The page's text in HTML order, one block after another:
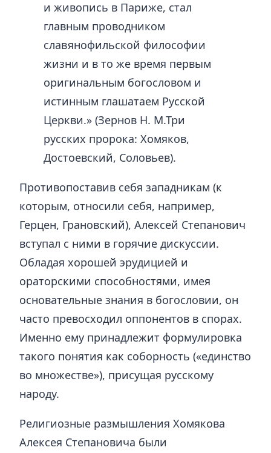
и живопись в Париже, стал
главным проводником
славянофильской философии
жизни и в то же время первым
оригинальным богословом и
истинным глашатаем Русской
Церкви.» (Зернов Н. М.Три
русских пророка: Хомяков,
Достоевский, Соловьев).
Противопоставив себя западникам (к
которым, относили себя, например,
Герцен, Грановский), Алексей Степанович
вступал с ними в горячие дискуссии.
Обладая хорошей эрудицией и
ораторскими способностями, имея
основательные знания в богословии, он
часто превосходил оппонентов в спорах.
Именно ему принадлежит формулировка
такого понятия как соборность («единство
во множестве»), присущая русскому
народу.
Религиозные размышления Хомякова
Алексея Степановича были